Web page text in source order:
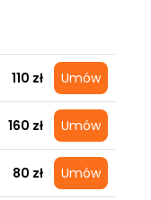
110 zł Umów
160 zł Umów
80 zł Umów